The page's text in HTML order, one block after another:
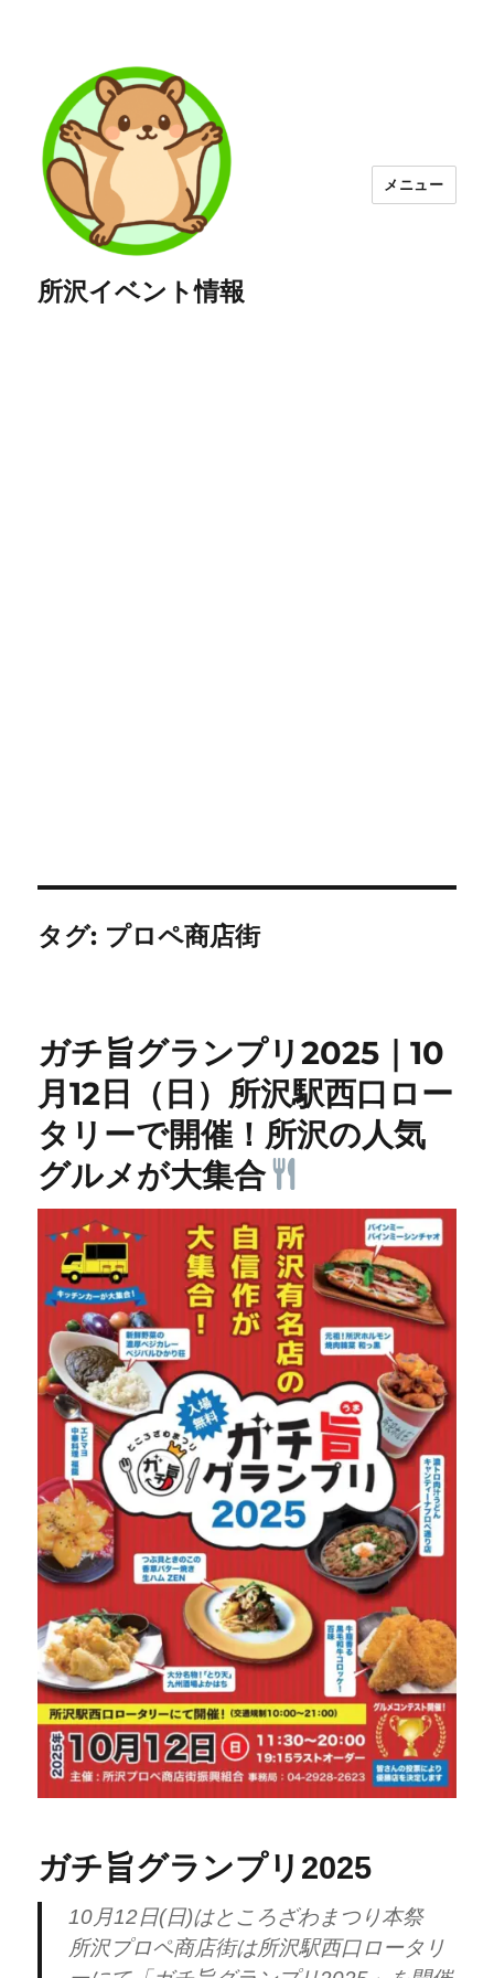
所沢イベント情報
メニュー
タグ: プロペ商店街
ガチ旨グランプリ2025｜10
月12日（日）所沢駅西口ロー
タリーで開催！所沢の人気
グルメが大集合
ガチ旨グランプリ2025
10月12日(日)はところざわまつり本祭
所沢プロペ商店街は所沢駅西口ロータリ